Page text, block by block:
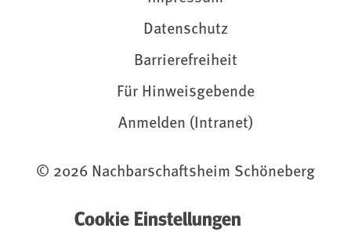
Datenschutz
Barrierefreiheit
Für Hinweisgebende
Anmelden (Intranet)
© 2026 Nachbarschaftsheim Schöneberg
Cookie Einstellungen